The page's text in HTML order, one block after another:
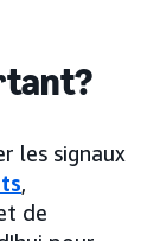
les signaux
,
de